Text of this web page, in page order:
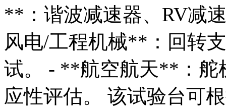
**：谐波减速器、RV减
风电/工程机械**：回转
试。 - **航空航天**：舵
应性评估。 该试验台可